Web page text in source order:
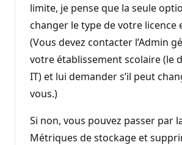
limite, je pense que la seule
changer le type de votre licence
(Vous devez contacter l’Admin
votre établissement scolaire (le
IT) et lui demander s’il peut
vous.)
Si non, vous pouvez passer par
Métriques de stockage et